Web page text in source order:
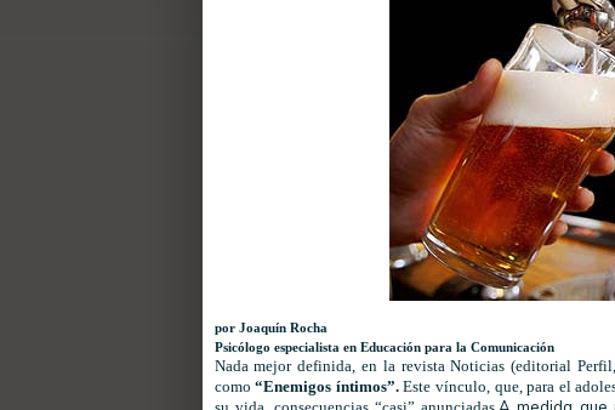
por Joaquín Rocha
Psicólogo especialista en Educación para la Comunicación
Nada mejor definida, en la revista Noticias (editorial
como“Enemigos íntimos”.Este vínculo, que, para el